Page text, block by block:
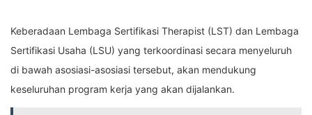
Keberadaan Lembaga Sertifikasi Therapist (LST) dan Lembaga
Sertifikasi Usaha (LSU) yang terkoordinasi secara menyeluruh
di bawah asosiasi-asosiasi tersebut, akan mendukung
keseluruhan program kerja yang akan dijalankan.